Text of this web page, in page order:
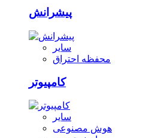
پیشرانش
سایر
محفظه احتراق
کامپیوتر
سایر
هوش مصنوعی